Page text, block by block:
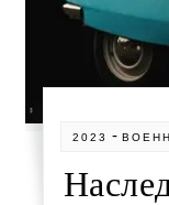
2023 -